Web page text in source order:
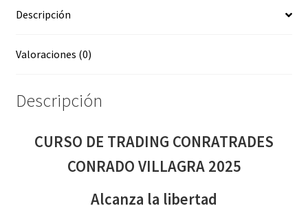
Descripción
Valoraciones (0)
Descripción
CURSO DE TRADING CONRATRADES
CONRADO VILLAGRA 2025
Alcanza la libertad